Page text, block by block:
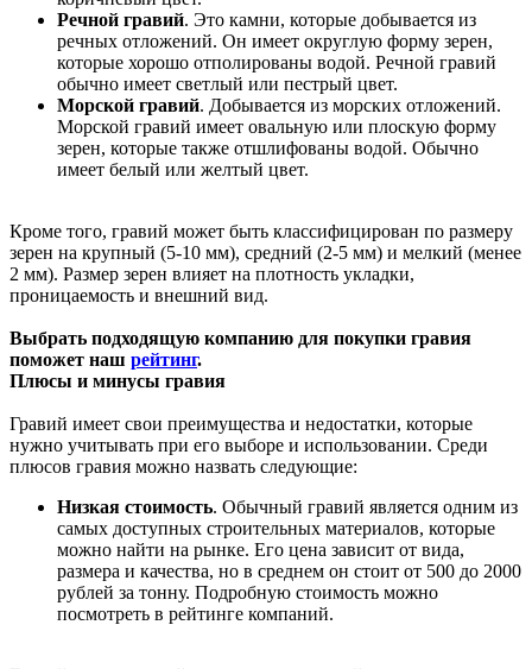
Речной гравий. Это камни, которые добывается из
речных отложений. Он имеет округлую форму зерен,
которые хорошо отполированы водой. Речной гравий
обычно имеет светлый или пестрый цвет.
Морской гравий. Добывается из морских отложений.
Морской гравий имеет овальную или плоскую форму
зерен, которые также отшлифованы водой. Обычно
имеет белый или желтый цвет.
Кроме того, гравий может быть классифицирован по размеру
зерен на крупный (5-10 мм), средний (2-5 мм) и мелкий (менее
2 мм). Размер зерен влияет на плотность укладки,
проницаемость и внешний вид.
Выбрать подходящую компанию для покупки гравия
поможет наш рейтинг.
Плюсы и минусы гравия
Гравий имеет свои преимущества и недостатки, которые
нужно учитывать при его выборе и использовании. Среди
плюсов гравия можно назвать следующие:
Низкая стоимость. Обычный гравий является одним из
самых доступных строительных материалов, которые
можно найти на рынке. Его цена зависит от вида,
размера и качества, но в среднем он стоит от 500 до 2000
рублей за тонну. Подробную стоимость можно
посмотреть в рейтинге компаний.